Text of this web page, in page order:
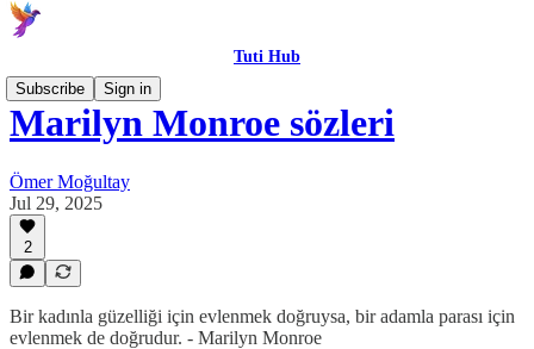
Tuti Hub
Subscribe
Sign in
Marilyn Monroe sözleri
Ömer Moğultay
Jul 29, 2025
2
Bir kadınla güzelliği için evlenmek doğruysa, bir adamla parası için
evlenmek de doğrudur. - Marilyn Monroe